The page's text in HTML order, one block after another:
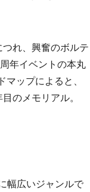
れ、興奮のボルテ
年イベントの本丸
ップによると、
のメモリアル。
幅広いジャンルで